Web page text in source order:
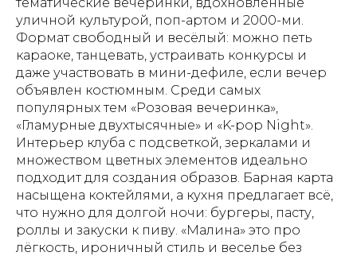
уличной культурой, поп-артом и 2000-ми.
Формат свободный и весёлый: можно петь
караоке, танцевать, устраивать конкурсы и
даже участвовать в мини-дефиле, если вечер
объявлен костюмным. Среди самых
популярных тем «Розовая вечеринка»,
«Гламурные двухтысячные» и «K-pop Night».
Интерьер клуба с подсветкой, зеркалами и
множеством цветных элементов идеально
подходит для создания образов. Барная карта
насыщена коктейлями, а кухня предлагает всё,
что нужно для долгой ночи: бургеры, пасту,
роллы и закуски к пиву. «Малина» это про
лёгкость, ироничный стиль и веселье без